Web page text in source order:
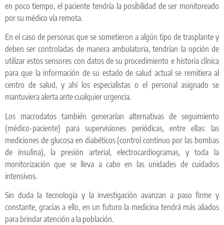
en poco tiempo, el paciente tendría la posibilidad de ser monitoreado
por su médico vía remota.
En el caso de personas que se sometieron a algún tipo de trasplante y
deben ser controladas de manera ambulatoria, tendrían la opción de
utilizar estos sensores con datos de su procedimiento e historia clínica
para que la información de su estado de salud actual se remitiera al
centro de salud, y ahí los especialistas o el personal asignado se
mantuviera alerta ante cualquier urgencia.
Los macrodatos también generarían alternativas de seguimiento
(médico-paciente) para supervisiones periódicas, entre ellas: las
mediciones de glucosa en diabéticos (control continuo por las bombas
de insulina), la presión arterial, electrocardiogramas, y toda la
monitorización que se lleva a cabo en las unidades de cuidados
intensivos.
Sin duda la tecnología y la investigación avanzan a paso firme y
constante, gracias a ello, en un futuro la medicina tendrá más aliados
para brindar atención a la población.